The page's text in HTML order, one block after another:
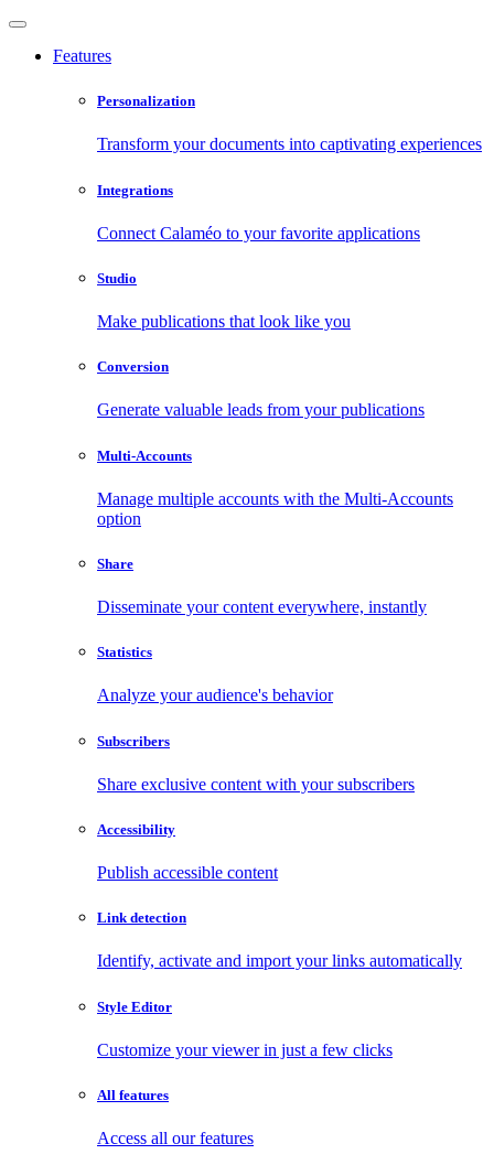
Features
Personalization
Transform your documents into captivating experiences
Integrations
Connect Calaméo to your favorite applications
Studio
Make publications that look like you
Conversion
Generate valuable leads from your publications
Multi-Accounts
Manage multiple accounts with the Multi-Accounts
option
Share
Disseminate your content everywhere, instantly
Statistics
Analyze your audience's behavior
Subscribers
Share exclusive content with your subscribers
Accessibility
Publish accessible content
Link detection
Identify, activate and import your links automatically
Style Editor
Customize your viewer in just a few clicks
All features
Access all our features